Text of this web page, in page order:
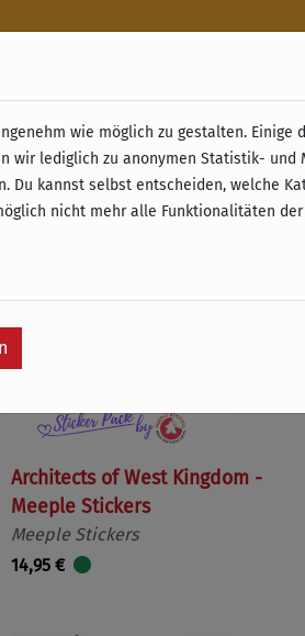
30
Architects of West Kingdom -
Meeple Stickers
Meeple Stickers
14,95 €
wie möglich zu gestalten. Einige
wir lediglich zu anonymen Statistik- und
kannst selbst entscheiden, welche
nicht mehr alle Funktionalitäten der